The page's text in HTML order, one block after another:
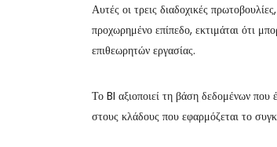
Αυτές οι τρεις διαδοχικές
προχωρημένο επίπεδο, εκτιμάται ότι
επιθεωρητών εργασίας.
Το BI αξιοποιεί τη βάση δεδομένων
στους κλάδους που εφαρμόζεται το